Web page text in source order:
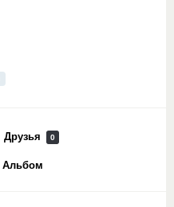
Друзья 0
Альбом